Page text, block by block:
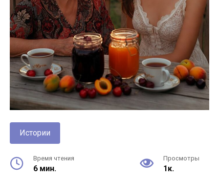
Истории
Время чтения
6 мин.
Просмотры
1к.